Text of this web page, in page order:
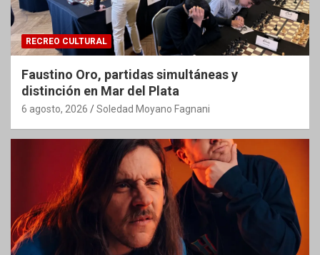
RECREO CULTURAL
Faustino Oro, partidas simultáneas y
distinción en Mar del Plata
6 agosto, 2026 Soledad Moyano Fagnani